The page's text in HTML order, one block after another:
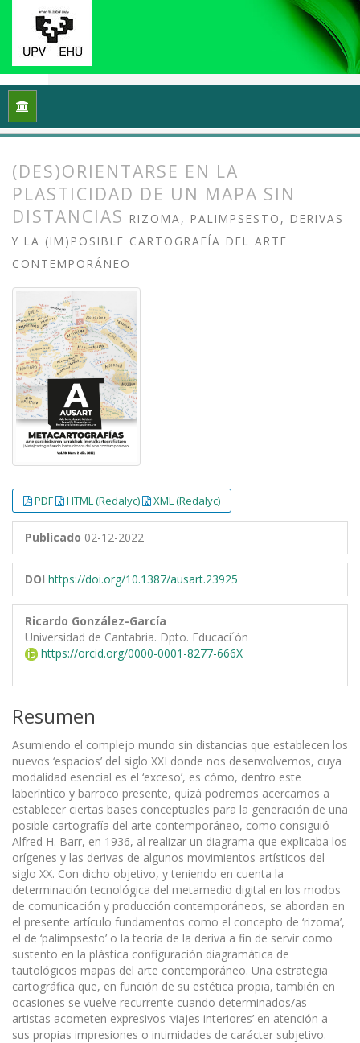
Inicio
(DES)ORIENTARSE EN LA
PLASTICIDAD DE UN MAPA SIN
DISTANCIAS RIZOMA, PALIMPSESTO, DERIVAS
Y LA (IM)POSIBLE CARTOGRAFÍA DEL ARTE
CONTEMPORÁNEO
PDF HTML (Redalyc) XML (Redalyc)
Publicado 02-12-2022
DOI https://doi.org/10.1387/ausart.23925
Ricardo González-García
Universidad de Cantabria. Dpto. Educaci´ón
https://orcid.org/0000-0001-8277-666X
Resumen
Asumiendo el complejo mundo sin distancias que establecen los
nuevos ‘espacios’ del siglo XXI donde nos desenvolvemos, cuya
modalidad esencial es el ‘exceso’, es cómo, dentro este
laberíntico y barroco presente, quizá podremos acercarnos a
establecer ciertas bases conceptuales para la generación de una
posible cartografía del arte contemporáneo, como consiguió
Alfred H. Barr, en 1936, al realizar un diagrama que explicaba los
orígenes y las derivas de algunos movimientos artísticos del
siglo XX. Con dicho objetivo, y teniendo en cuenta la
determinación tecnológica del metamedio digital en los modos
de comunicación y producción contemporáneos, se abordan en
el presente artículo fundamentos como el concepto de ‘rizoma’,
el de ‘palimpsesto’ o la teoría de la deriva a fin de servir como
sustento en la plástica configuración diagramática de
tautológicos mapas del arte contemporáneo. Una estrategia
cartográfica que, en función de su estética propia, también en
ocasiones se vuelve recurrente cuando determinados/as
artistas acometen expresivos ‘viajes interiores’ en atención a
sus propias impresiones o intimidades de carácter subjetivo.